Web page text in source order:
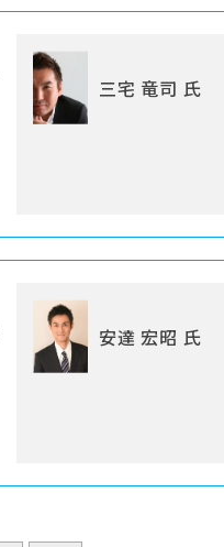
三宅 竜司 氏
安達 宏昭 氏